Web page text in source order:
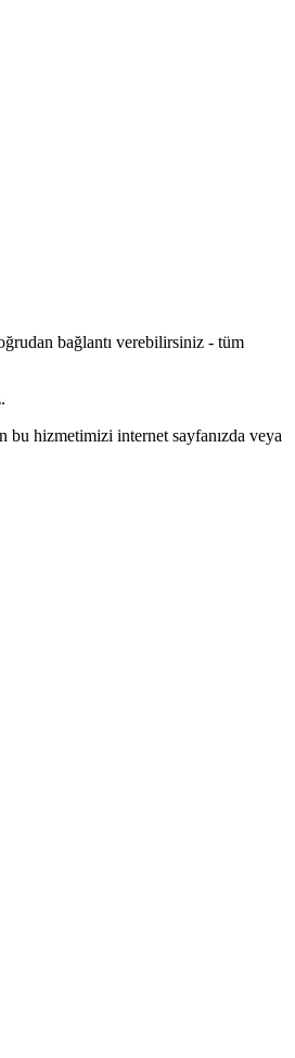
bağlantı verebilirsiniz - tüm
bu hizmetimizi internet sayfanızda veya